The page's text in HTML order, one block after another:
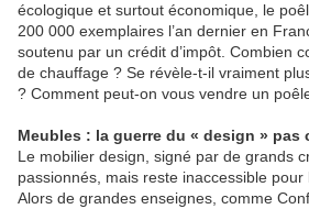
écologique et surtout économique, le
200 000 exemplaires l’an dernier en
soutenu par un crédit d’impôt. Combien
de chauffage ? Se révèle-t-il vraiment
? Comment peut-on vous vendre un
Meubles : la guerre du « design » pas
Le mobilier design, signé par de grands
passionnés, mais reste inaccessible pour
Alors de grandes enseignes, comme